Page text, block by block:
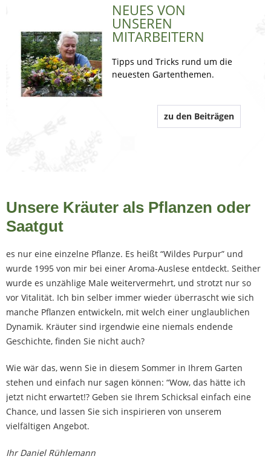
NEUES VON
UNSEREN
MITARBEITERN
Tipps und Tricks rund um die
neuesten Gartenthemen.
zu den Beiträgen
es nur eine einzelne Pflanze. Es heißt “Wildes Purpur” und
wurde 1995 von mir bei einer Aroma-Auslese entdeckt. Seither
wurde es unzählige Male weitervermehrt, und strotzt nur so
vor Vitalität. Ich bin selber immer wieder überrascht wie sich
manche Pflanzen entwickeln, mit welch einer unglaublichen
Dynamik. Kräuter sind irgendwie eine niemals endende
Geschichte, finden Sie nicht auch?
Wie wär das, wenn Sie in diesem Sommer in Ihrem Garten
stehen und einfach nur sagen können: “Wow, das hätte ich
jetzt nicht erwartet!? Geben sie Ihrem Schicksal einfach eine
Chance, und lassen Sie sich inspirieren von unserem
vielfältigen Angebot.
Ihr Daniel Rühlemann
Unsere Kräuter als Pflanzen oder
Saatgut